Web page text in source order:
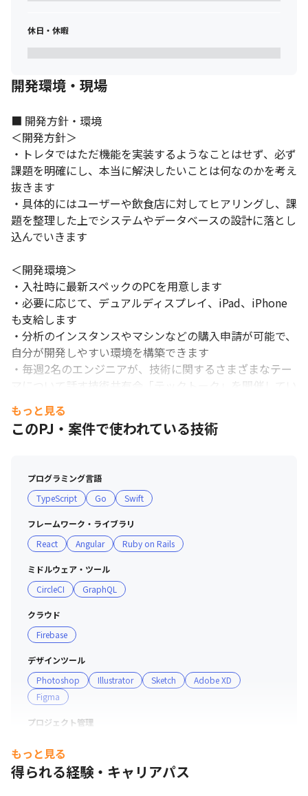
最新事例のキャッチアップ・スキルアップに努めています。
休日・休暇
開発環境・現場
■ 開発方針・環境
＜開発方針＞
・トレタではただ機能を実装するようなことはせず、必ず
課題を明確にし、本当に解決したいことは何なのかを考え
抜きます
・具体的にはユーザーや飲食店に対してヒアリングし、課
題を整理した上でシステムやデータベースの設計に落とし
込んでいきます
＜開発環境＞
・入社時に最新スペックのPCを用意します
・必要に応じて、デュアルディスプレイ、iPad、iPhone
も支給します
・分析のインスタンスやマシンなどの購入申請が可能で、
自分が開発しやすい環境を構築できます
・毎週2名のエンジニアが、技術に関するさまざまなテー
マについて話す技術共有会「テックトーク」を開催してい
ます
・Go勉強会やRDB勉強会、輪読会を定期的に開催してお
り、幅広い知識をインプットできる環境が整っています
https://stackshare.io/toreta/toreta
■ 組織構成
・従業員数：100名（2021年9月時点）
・平均年齢35歳、男女比率67%：33％
・全体の33%が開発職
・CTO/SRE/サーバーサイドエンジニア/フロントエンドエ
ンジニア/Clojure（クロージャー）エンジニアが在籍して
います
・エンジニア界で著名な鄧 皓亢（デン ハオカン/データエ
■ 働き方
・平均残業時間は10時間と、社員の働きやすさを大切に
しています
モート勤務が可能です
もっと見る
このPJ・案件で使われている技術
プログラミング言語
TypeScript
Go Swift
フレームワーク・ライブラリ
React
Angular Ruby on Rails
ミドルウェア・ツール
CircleCI
GraphQL
クラウド
Firebase
デザインツール
Photoshop
Illustrator Sketch
Adobe XD
Figma
プロジェクト管理
コミュニケーションツール
もっと見る
得られる経験・キャリアパス